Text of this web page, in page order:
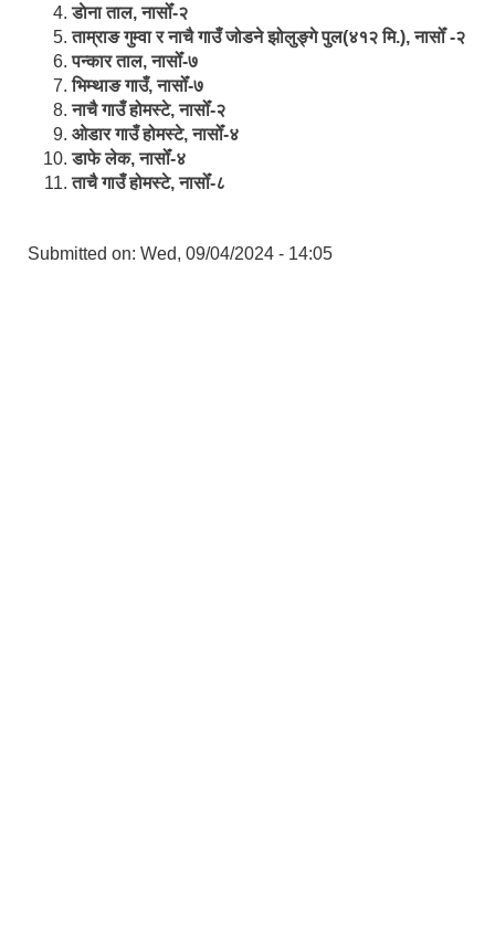
डाेना ताल, नासोँ-२
ताम्राङ गुम्वा र नाचै गाउँ जोडने झोलुङ्गे पुल(४१२ मि.), नासोँ -२
पन्कार ताल, नासोँ-७
भिम्थाङ गाउँ, नासोँ-७
नाचै गाउँ होमस्टे, नासोँ-२
ओ‍‍‌डार गाउँ होमस्टे, नासोँ-४
डाफे लेक, नासोँ-४
ताचै गाउँ होमस्टे, नासोँ-८
Submitted on: Wed, 09/04/2024 - 14:05